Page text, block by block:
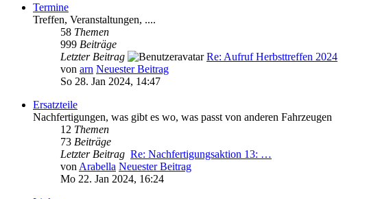
Termine
Treffen, Veranstaltungen, ....
58 Themen
999 Beiträge
Letzter Beitrag
Re: Aufruf Herbsttreffen 2024
von arn Neuester Beitrag
So 28. Jan 2024, 14:47
Ersatzteile
Nachfertigungen, was gibt es wo, was passt von anderen Fahrzeugen
12 Themen
73 Beiträge
Letzter Beitrag Re: Nachfertigungsaktion 13: …
von Arabella Neuester Beitrag
Mo 22. Jan 2024, 16:24